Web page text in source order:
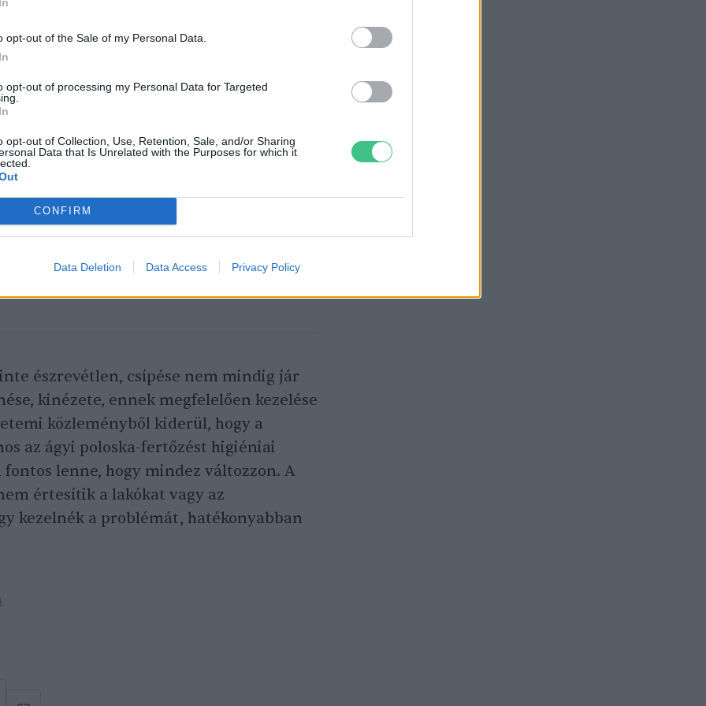
opt-out of the Sale of my Personal Data.
opt-out of processing my Personal Data for Targeted
opt-out of Collection, Use, Retention, Sale, and/or Sharing
Data that Is Unrelated with the Purposes for which it
CONFIRM
Data Deletion Data Access Privacy Policy
mosógépbe tenni, bőröndünket
áll – még a szabadban kiüríteni.
a tiszta ruhákra is rákerülhetnek,
tárolásra és tisztításra.
észrevétlen, csípése nem mindig jár
kinézete, ennek megfelelően kezelése
közleményből kiderül, hogy a
az ágyi poloska-fertőzést higiéniai
lenne, hogy mindez változzon. A
értesítik a lakókat vagy az
kezelnék a problémát, hatékonyabban